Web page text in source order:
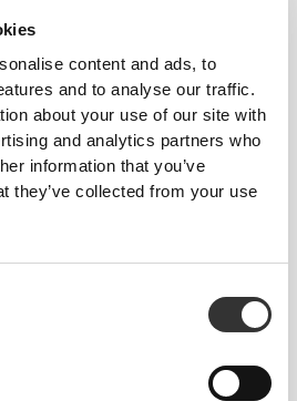
content and ads, to
and to analyse our traffic.
about your use of our site with
and analytics partners who
information that you’ve
they’ve collected from your use